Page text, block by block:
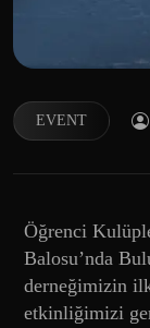
EVENT
Öğrenci
Balosu’nda
derneğimizin
etkinliğimizi